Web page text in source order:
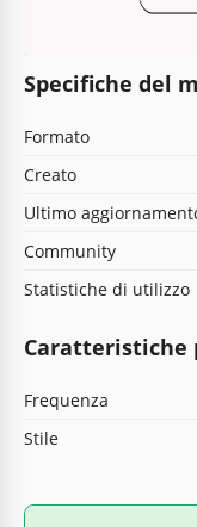
Specifiche del
Formato
Creato
Ultimo
Community
Statistiche di utilizzo
Caratteristiche
Frequenza
Stile